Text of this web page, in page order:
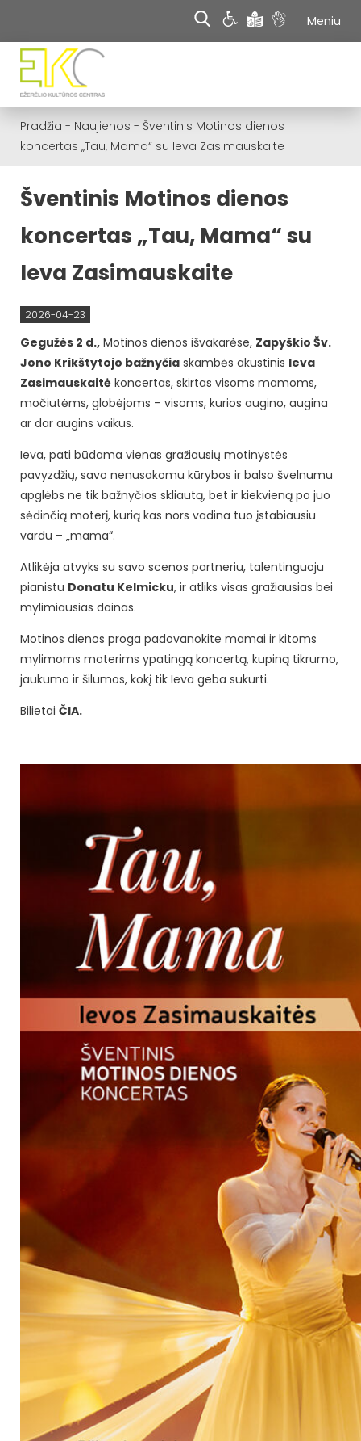
Meniu
Pradžia - Naujienos - Šventinis Motinos dienos
koncertas „Tau, Mama“ su Ieva Zasimauskaite
Šventinis Motinos dienos
koncertas „Tau, Mama“ su
Ieva Zasimauskaite
2026-04-23
Gegužės 2 d., Motinos dienos išvakarėse, Zapyškio Šv.
Jono Krikštytojo bažnyčia skambės akustinis Ieva
Zasimauskaitė koncertas, skirtas visoms mamoms,
močiutėms, globėjoms – visoms, kurios augino, augina
ar dar augins vaikus.
Ieva, pati būdama vienas gražiausių motinystės
pavyzdžių, savo nenusakomu kūrybos ir balso švelnumu
apglėbs ne tik bažnyčios skliautą, bet ir kiekvieną po juo
sėdinčią moterį, kurią kas nors vadina tuo įstabiausiu
vardu – „mama“.
Atlikėja atvyks su savo scenos partneriu, talentinguoju
pianistu Donatu Kelmicku, ir atliks visas gražiausias bei
mylimiausias dainas.
Motinos dienos proga padovanokite mamai ir kitoms
mylimoms moterims ypatingą koncertą, kupiną tikrumo,
jaukumo ir šilumos, kokį tik Ieva geba sukurti.
Bilietai ČIA.